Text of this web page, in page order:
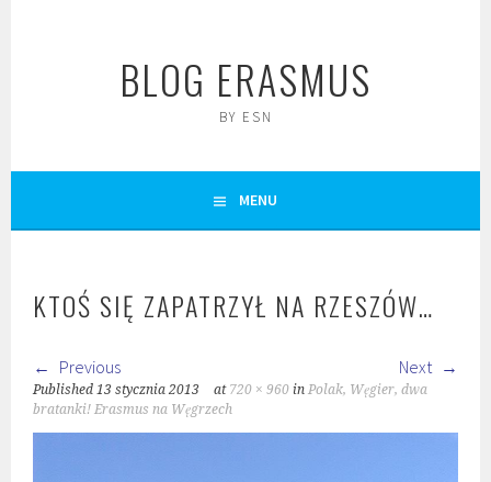
BLOG ERASMUS
BY ESN
MENU
KTOŚ SIĘ ZAPATRZYŁ NA RZESZÓW…
Previous Next
Published13 stycznia 2013 at 720 × 960 inPolak, Węgier, dwa
bratanki! Erasmus na Węgrzech